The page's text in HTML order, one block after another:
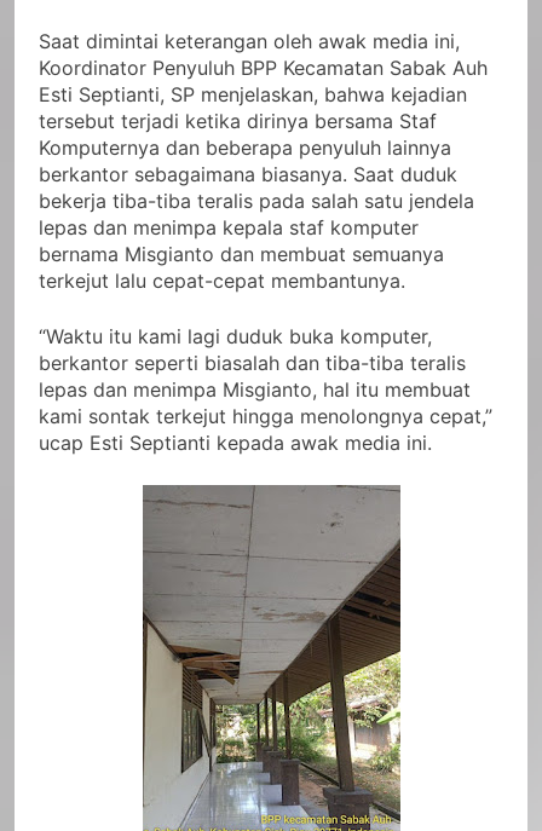
Saat dimintai keterangan oleh awak media ini,
Koordinator Penyuluh BPP Kecamatan Sabak Auh
Esti Septianti, SP menjelaskan, bahwa kejadian
tersebut terjadi ketika dirinya bersama Staf
Komputernya dan beberapa penyuluh lainnya
berkantor sebagaimana biasanya. Saat duduk
bekerja tiba-tiba teralis pada salah satu jendela
lepas dan menimpa kepala staf komputer
bernama Misgianto dan membuat semuanya
terkejut lalu cepat-cepat membantunya.
“Waktu itu kami lagi duduk buka komputer,
berkantor seperti biasalah dan tiba-tiba teralis
lepas dan menimpa Misgianto, hal itu membuat
kami sontak terkejut hingga menolongnya cepat,”
ucap Esti Septianti kepada awak media ini.